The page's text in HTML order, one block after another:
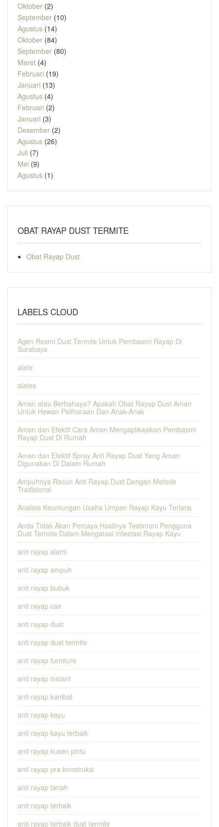
Oktober (2)
September (10)
Agustus (14)
Oktober (84)
September (80)
Maret (4)
Februari (19)
Januari (13)
Agustus (4)
Februari (2)
Januari (3)
Desember (2)
Agustus (26)
Juli (7)
Mei (9)
Agustus (1)
OBAT RAYAP DUST TERMITE
Obat Rayap Dust
LABELS CLOUD
Agen Resmi Dust Termite Untuk Pembasmi Rayap Di
Surabaya
alate
alates
Aman atau Berbahaya? Apakah Obat Rayap Dust Aman
Untuk Hewan Peliharaan Dan Anak-Anak
Aman dan Efektif Cara Aman Mengaplikasikan Pembasmi
Rayap Dust Di Rumah
Aman dan Efektif Spray Anti Rayap Dust Yang Aman
Digunakan Di Dalam Rumah
Ampuhnya Racun Anti Rayap Dust Dengan Metode
Tradisional
Analisis Keuntungan Usaha Umpan Rayap Kayu Terlaris
Anda Tidak Akan Percaya Hasilnya Testimoni Pengguna
Dust Termite Dalam Mengatasi Infestasi Rayap Kayu
anti rayap alami
anti rayap ampuh
anti rayap bubuk
anti rayap cair
anti rayap dust
anti rayap dust termite
anti rayap furniture
anti rayap instant
anti rayap kanibal
anti rayap kayu
anti rayap kayu terbaik
anti rayap kusen pintu
anti rayap pra konstruksi
anti rayap tanah
anti rayap terbaik
anti rayap terbaik dust termite